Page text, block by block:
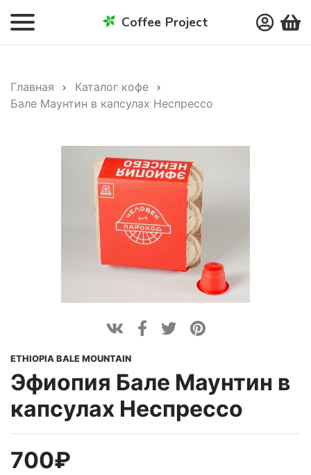
Coffee Project
Главная
Каталог кофе
Бале Маунтин в капсулах Неспрессо
ETHIOPIA BALE MOUNTAIN
Эфиопия Бале Маунтин в
капсулах Неспрессо
700₽